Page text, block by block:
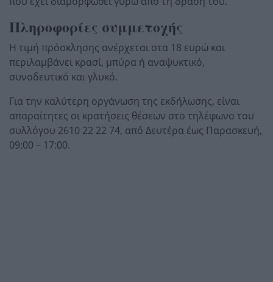
Πληροφορίες συμμετοχής
Η τιμή πρόσκλησης ανέρχεται στα 18 ευρώ και
περιλαμβάνει κρασί, μπύρα ή αναψυκτικό,
συνοδευτικό και γλυκό.
Για την καλύτερη οργάνωση της εκδήλωσης, είναι
απαραίτητες οι κρατήσεις θέσεων στο τηλέφωνο του
συλλόγου 2610 22 22 74, από Δευτέρα έως Παρασκευή,
09:00 – 17:00.